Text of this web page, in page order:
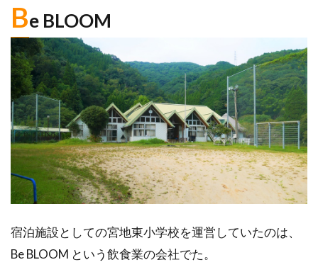
Be BLOOM
宿泊施設としての宮地東小学校を運営していたのは、
Be BLOOM という飲食業の会社でた。